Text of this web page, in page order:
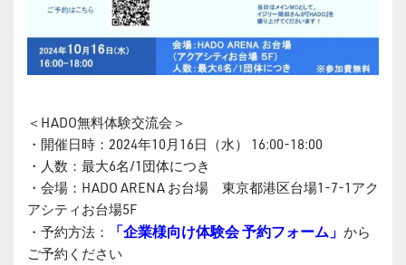
＜HADO無料体験交流会＞
・開催日時：2024年10月16日（水） 16:00-18:00
・人数：最大6名/1団体につき
・会場：HADO ARENA お台場 東京都港区台場1-7-1アク
アシティお台場5F
・予約方法：
「企業様向け体験会 予約フォーム」 から
ご予約ください